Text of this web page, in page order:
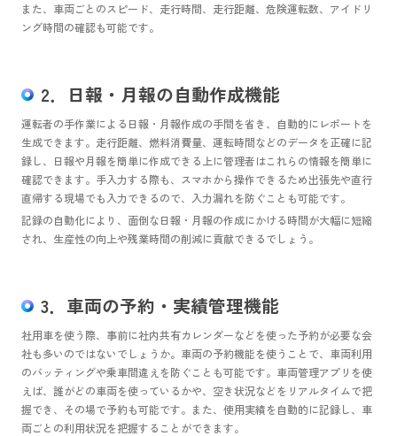
また、車両ごとのスピード、走行時間、走行距離、危険運転数、アイドリ
ング時間の確認も可能です。
2．日報・月報の自動作成機能
運転者の手作業による日報・月報作成の手間を省き、自動的にレポートを
生成できます。走行距離、燃料消費量、運転時間などのデータを正確に記
録し、日報や月報を簡単に作成できる上に管理者はこれらの情報を簡単に
確認できます。手入力する際も、スマホから操作できるため出張先や直行
直帰する現場でも入力できるので、入力漏れを防ぐことも可能です。
記録の自動化により、面倒な日報・月報の作成にかける時間が大幅に短縮
され、生産性の向上や残業時間の削減に貢献できるでしょう。
3．車両の予約・実績管理機能
社用車を使う際、事前に社内共有カレンダーなどを使った予約が必要な会
社も多いのではないでしょうか。車両の予約機能を使うことで、車両利用
のバッティングや乗車間違えを防ぐことも可能です。車両管理アプリを使
えば、誰がどの車両を使っているかや、空き状況などをリアルタイムで把
握でき、その場で予約も可能です。また、使用実績を自動的に記録し、車
両ごとの利用状況を把握することができます。